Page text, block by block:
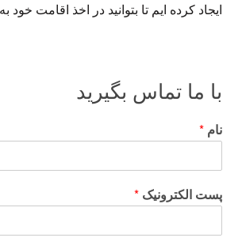
ایجاد کرده ایم تا بتوانید در اخذ اقامت خود
با ما تماس بگیرید
نام *
پست الکترونیک *